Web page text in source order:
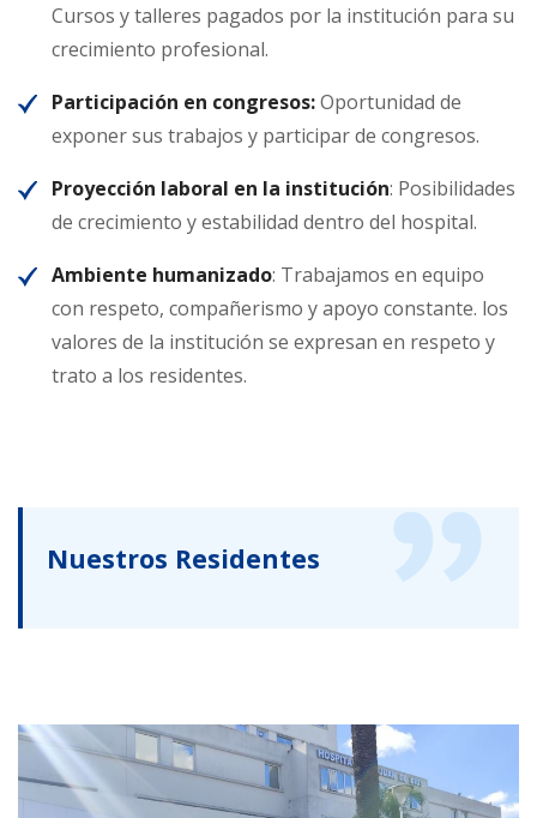
Cursos y talleres pagados por la institución para su
crecimiento profesional.
Participación en congresos:Oportunidad de
exponer sus trabajos y participar de congresos.
Proyección laboral en la institución: Posibilidades
de crecimiento y estabilidad dentro del hospital.
Ambiente humanizado: Trabajamos en equipo
con respeto, compañerismo y apoyo constante. los
valores de la institución se expresan en respeto y
trato a los residentes.
Nuestros Residentes